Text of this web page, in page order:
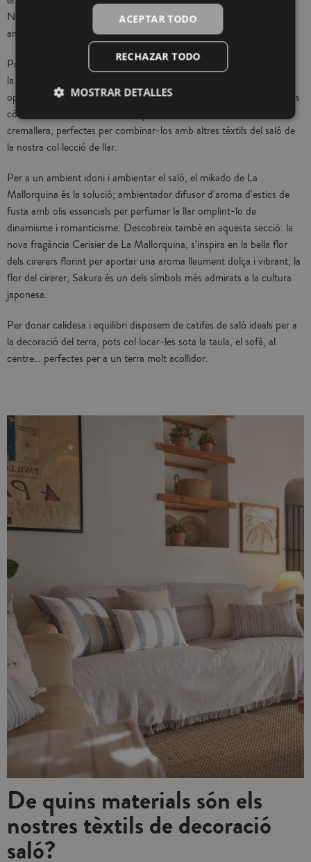
Només renovant alguns tèxtils de la llar pots donar a casa teva un
ambient diferent.
Pots decorar el saló amb una àmplia varietat de complements per a
la llar; vestir el saló amb cortines confeccionades de la tonalitat i
opacitat que més t'agradi. Arrolla't al sofà amb una manta i amb uns
còmodes coixins de saló d'alta qualitat i amb tancament de
cremallera, perfectes per combinar-los amb altres tèxtils del saló de
la nostra col·lecció de llar.
Per a un ambient idoni i ambientar el saló, el mikado de La
Mallorquina és la solució; ambientador difusor d'aroma d'estics de
fusta amb olis essencials per perfumar la llar omplint-lo de
dinamisme i romanticisme. Descobreix també en aquesta secció: la
nova fragància Cerisier de La Mallorquina, s'inspira en la bella flor
dels cirerers florint per aportar una aroma lleument dolça i vibrant; la
flor del cirerer, Sakura és un dels símbols més admirats a la cultura
japonesa.
Per donar calidesa i equilibri disposem de catifes de saló ideals per a
la decoració del terra, pots col·locar-les sota la taula, el sofà, al
centre… perfectes per a un terra molt acollidor.
De quins materials són els
nostres tèxtils de decoració
saló?
ACEPTAR TODO
RECHAZAR TODO
MOSTRAR DETALLES